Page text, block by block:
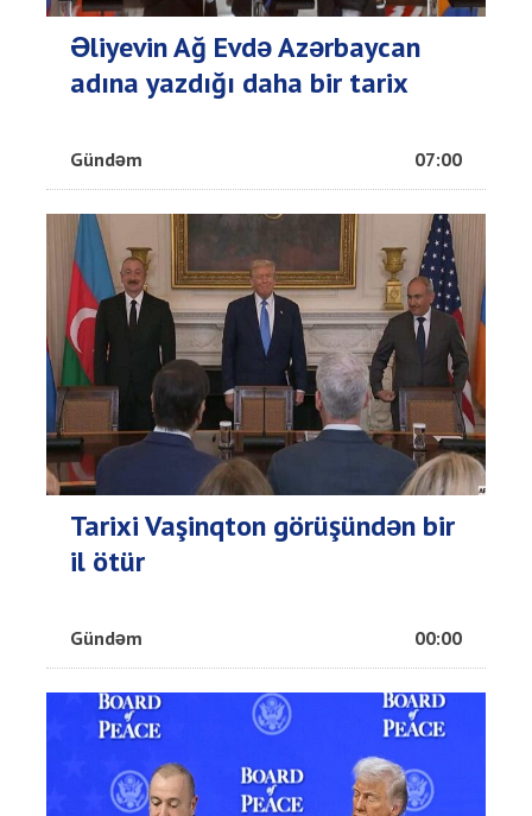
Əliyevin Ağ Evdə Azərbaycan
adına yazdığı daha bir tarix
Gündəm 07:00
Tarixi Vaşinqton görüşündən bir
il ötür
Gündəm 00:00